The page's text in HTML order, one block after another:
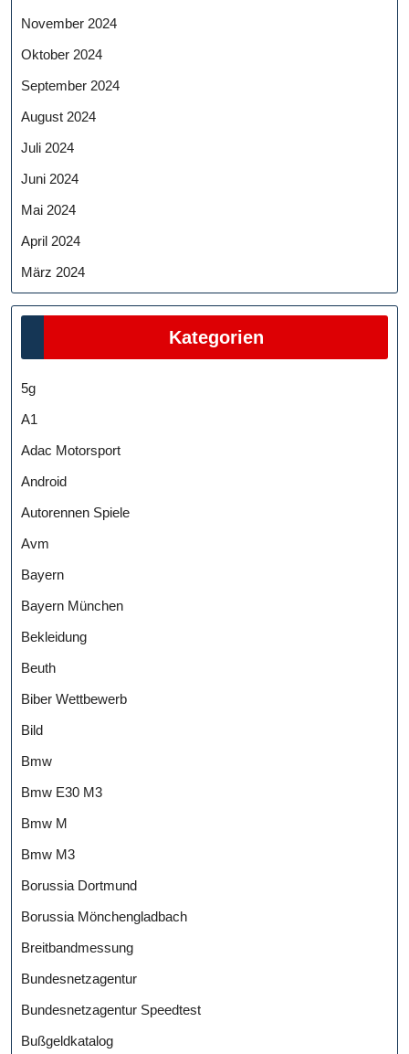
November 2024
Oktober 2024
September 2024
August 2024
Juli 2024
Juni 2024
Mai 2024
April 2024
März 2024
Kategorien
5g
A1
Adac Motorsport
Android
Autorennen Spiele
Avm
Bayern
Bayern München
Bekleidung
Beuth
Biber Wettbewerb
Bild
Bmw
Bmw E30 M3
Bmw M
Bmw M3
Borussia Dortmund
Borussia Mönchengladbach
Breitbandmessung
Bundesnetzagentur
Bundesnetzagentur Speedtest
Bußgeldkatalog